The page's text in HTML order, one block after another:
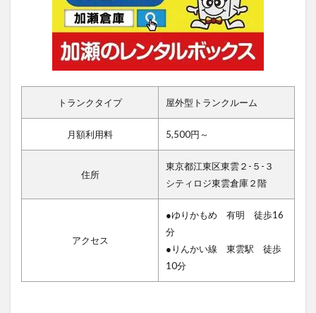
トランクタイプ 屋外型トランクルーム
月額利用料 5,500円～
住所
東京都江東区東雲２-５-３
シティロジ東雲倉庫２階
アクセス
●ゆりかもめ 有明 徒歩16
分
●りんかい線 東雲駅 徒歩
10分